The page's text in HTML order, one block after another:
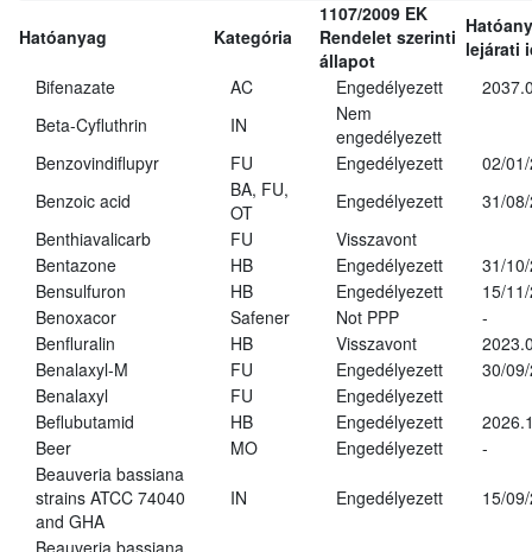
Hatóanyag Kategória
1107/2009 EK
Rendelet szerinti
állapot
lejárati
Bifenazate
AC Engedélyezett
Beta-Cyfluthrin
IN
Nem
engedélyezett
Benzovindiflupyr
FU Engedélyezett
02/
Benzoic acid
BA, FU,
OT
Engedélyezett
31/
Benthiavalicarb
FU
Visszavont
Bentazone
HB Engedélyezett
31/
Bensulfuron
HB Engedélyezett
15/
Benoxacor
Safener Not PPP
-
Benfluralin
HB Visszavont
Benalaxyl-M
FU Engedélyezett
30/
Benalaxyl
FU
Engedélyezett
Beflubutamid
HB Engedélyezett
Beer
MO Engedélyezett
-
Beauveria bassiana
strains ATCC 74040
and GHA
IN Engedélyezett 15/